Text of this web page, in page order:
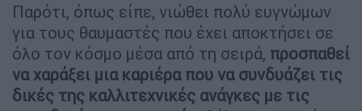
Παρότι, όπως είπε, νιώθει πολύ ευγνώμων
για τους θαυμαστές που έχει αποκτήσει σε
όλο τον κόσμο μέσα από τη σειρά, προσπαθεί
να χαράξει μια καριέρα που να συνδυάζει τις
δικές της καλλιτεχνικές ανάγκες με τις